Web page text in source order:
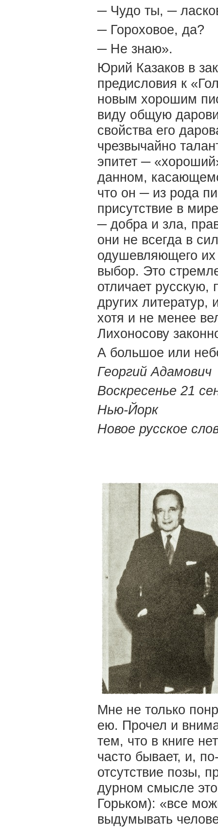
─ Чудо ты, ─
─ Гороховое, да?
─ Не знаю».
Юрий Казаков в
предисловия к
новым хорошим
виду общую
свойства его
чрезвычайно
эпитет ─
данном,
что он ─ из рода
присутствие в
─ добра и зла,
они не всегда в
одушевляющего их
выбор. Это
отличает русскую,
других
хотя и не менее
Лихоносову
А большое или
Георгий Адамович
Воскресенье 21
Нью-Йорк
Новое русское
Мне не только
ею. Прочел и
тем, что в книге
часто бывает, и,
отсутствие позы,
дурном смысле
Горьком): «все
выдумывать